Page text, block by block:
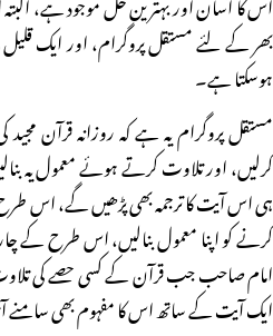
بھر کے لئے مستقل پروگرام، اور ایک
ہوسکتا ہے۔
مستقل پروگرام یہ ہے کہ روزانہ قرآن
کرلیں، اور تلاوت کرتے ہوئے معمول یہ
ہی اس آیت کا ترجمہ بھی پڑھیں گے، اس
کرنے کو اپنا معمول بنالیں، اس طرح کے
امام صاحب جب قرآن کے کسی حصے کی
ایک آیت کے ساتھ اس کا مفہوم بھی سامنے